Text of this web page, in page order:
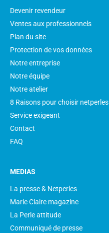
Devenir revendeur
Ventes aux professionnels
Plan du site
Protection de vos données
Notre entreprise
Notre équipe
Notre atelier
8 Raisons pour choisir netperles
Service exigeant
Contact
FAQ
MEDIAS
La presse & Netperles
Marie Claire magazine
La Perle attitude
Communiqué de presse